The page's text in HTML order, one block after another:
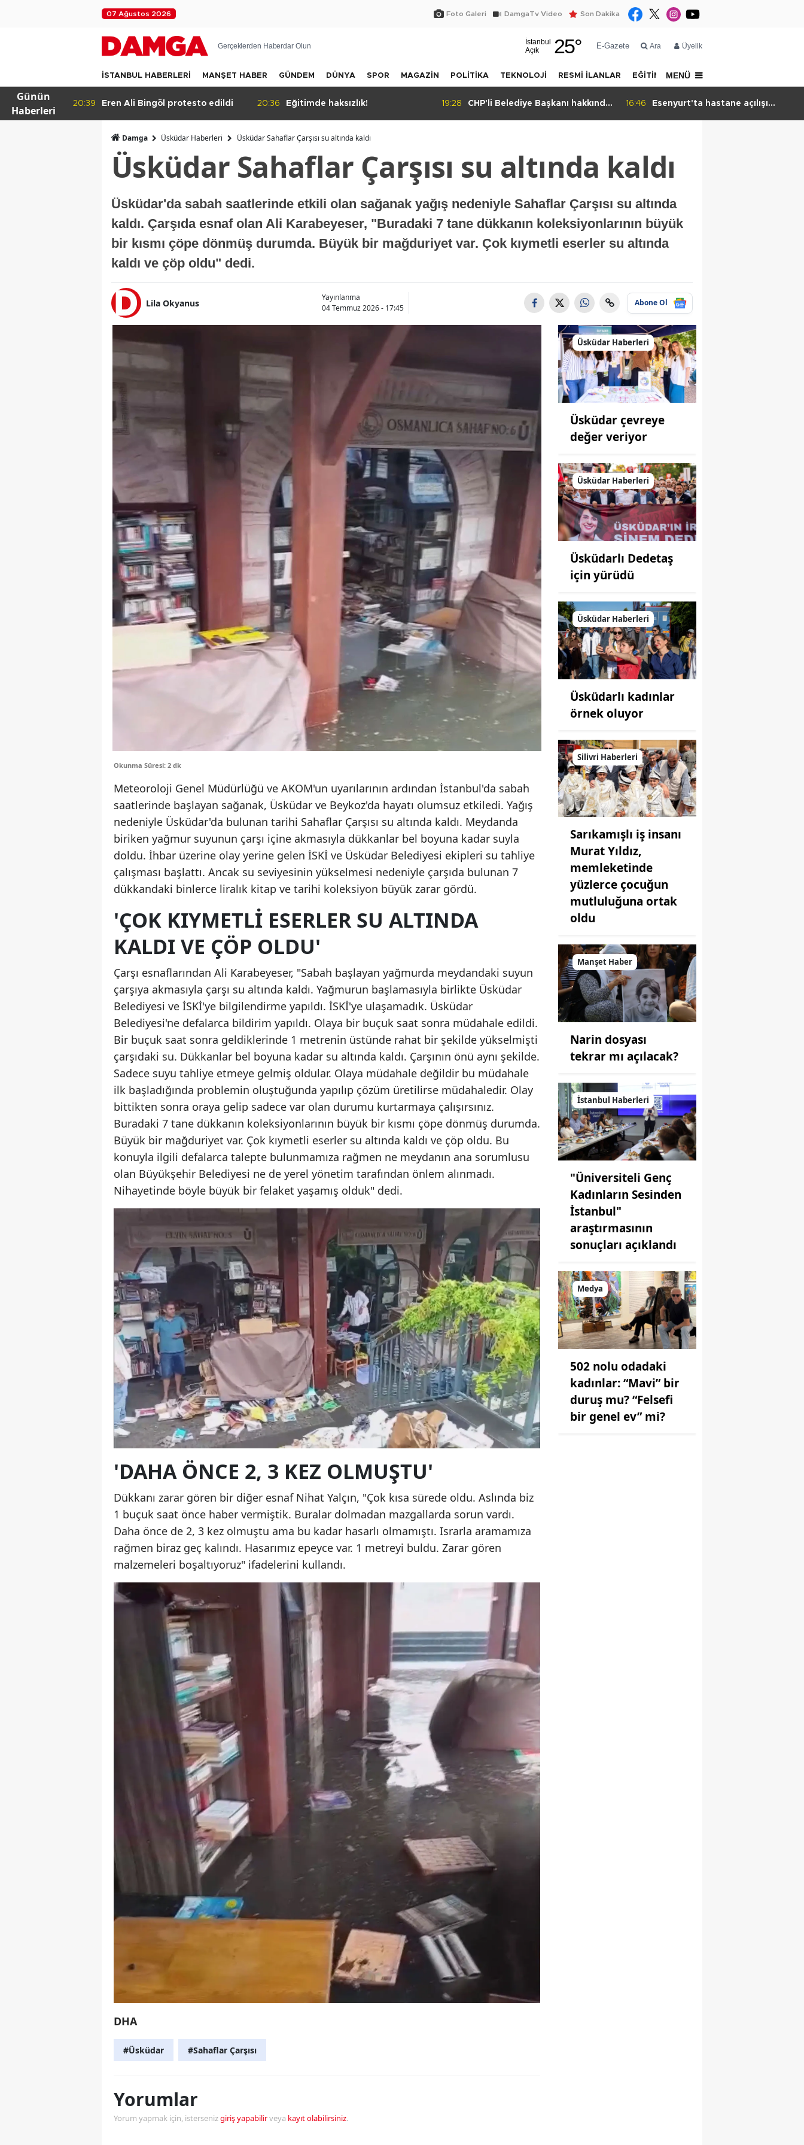
07 Ağustos 2026 Foto Galeri DamgaTv Video Son Dakika
Gerçeklerden Haberdar Olun
İstanbul
Açık
25° E-Gazete Ara Üyelik
İSTANBUL HABERLERİ MANŞET HABER GÜNDEM DÜNYA SPOR MAGAZİN POLİTİKA TEKNOLOJİ RESMİ İLANLAR EĞİTİM YAZARLAR
MENÜ
Günün
Haberleri
20:36 Eğitimde haksızlık! 19:28
CHP'li Belediye Başkanı hakkında
16:46
Esenyurt'ta hastane açılışı
14:52
Hakan Kılıç: Türkiye ve
Damga Üsküdar Haberleri Üsküdar Sahaflar Çarşısı su altında kaldı
Üsküdar Sahaflar Çarşısı su altında kaldı
Üsküdar'da sabah saatlerinde etkili olan sağanak yağış nedeniyle Sahaflar Çarşısı su altında
kaldı. Çarşıda esnaf olan Ali Karabeyeser, "Buradaki 7 tane dükkanın koleksiyonlarının büyük
bir kısmı çöpe dönmüş durumda. Büyük bir mağduriyet var. Çok kıymetli eserler su altında
kaldı ve çöp oldu" dedi.
Lila Okyanus
Yayınlanma
04 Temmuz 2026 - 17:45
Abone Ol
Okunma Süresi: 2 dk
Meteoroloji Genel Müdürlüğü ve AKOM'un uyarılarının ardından İstanbul'da sabah
saatlerinde başlayan sağanak, Üsküdar ve Beykoz'da hayatı olumsuz etkiledi. Yağış
nedeniyle Üsküdar'da bulunan tarihi Sahaflar Çarşısı su altında kaldı. Meydanda
biriken yağmur suyunun çarşı içine akmasıyla dükkanlar bel boyuna kadar suyla
doldu. İhbar üzerine olay yerine gelen İSKİ ve Üsküdar Belediyesi ekipleri su tahliye
çalışması başlattı. Ancak su seviyesinin yükselmesi nedeniyle çarşıda bulunan 7
dükkandaki binlerce liralık kitap ve tarihi koleksiyon büyük zarar gördü.
'ÇOK KIYMETLİ ESERLER SU ALTINDA
KALDI VE ÇÖP OLDU'
Çarşı esnaflarından Ali Karabeyeser, "Sabah başlayan yağmurda meydandaki suyun
çarşıya akmasıyla çarşı su altında kaldı. Yağmurun başlamasıyla birlikte Üsküdar
Belediyesi ve İSKİ'ye bilgilendirme yapıldı. İSKİ'ye ulaşamadık. Üsküdar
Belediyesi'ne defalarca bildirim yapıldı. Olaya bir buçuk saat sonra müdahale edildi.
Bir buçuk saat sonra geldiklerinde 1 metrenin üstünde rahat bir şekilde yükselmişti
çarşıdaki su. Dükkanlar bel boyuna kadar su altında kaldı. Çarşının önü aynı şekilde.
Sadece suyu tahliye etmeye gelmiş oldular. Olaya müdahale değildir bu müdahale
ilk başladığında problemin oluştuğunda yapılıp çözüm üretilirse müdahaledir. Olay
bittikten sonra oraya gelip sadece var olan durumu kurtarmaya çalışırsınız.
Buradaki 7 tane dükkanın koleksiyonlarının büyük bir kısmı çöpe dönmüş durumda.
Büyük bir mağduriyet var. Çok kıymetli eserler su altında kaldı ve çöp oldu. Bu
konuyla ilgili defalarca talepte bulunmamıza rağmen ne meydanın ana sorumlusu
olan Büyükşehir Belediyesi ne de yerel yönetim tarafından önlem alınmadı.
Nihayetinde böyle büyük bir felaket yaşamış olduk" dedi.
'DAHA ÖNCE 2, 3 KEZ OLMUŞTU'
Dükkanı zarar gören bir diğer esnaf Nihat Yalçın, "Çok kısa sürede oldu. Aslında biz
1 buçuk saat önce haber vermiştik. Buralar dolmadan mazgallarda sorun vardı.
Daha önce de 2, 3 kez olmuştu ama bu kadar hasarlı olmamıştı. Israrla aramamıza
rağmen biraz geç kalındı. Hasarımız epeyce var. 1 metreyi buldu. Zarar gören
malzemeleri boşaltıyoruz" ifadelerini kullandı.
DHA
#Üsküdar #Sahaflar Çarşısı
Yorumlar
Yorum yapmak için, istersenizgiriş yapabilirveya kayıt olabilirsiniz.
Üsküdar Haberleri
Üsküdar çevreye
değer veriyor
Üsküdar Haberleri
Üsküdarlı Dedetaş
için yürüdü
Üsküdar Haberleri
Üsküdarlı kadınlar
örnek oluyor
Silivri Haberleri
Sarıkamışlı iş insanı
Murat Yıldız,
memleketinde
yüzlerce çocuğun
mutluluğuna ortak
oldu
Manşet Haber
Narin dosyası
tekrar mı açılacak?
İstanbul Haberleri
"Üniversiteli Genç
Kadınların Sesinden
İstanbul"
araştırmasının
sonuçları açıklandı
Medya
502 nolu odadaki
kadınlar: “Mavi” bir
duruş mu? “Felsefi
bir genel ev” mi?